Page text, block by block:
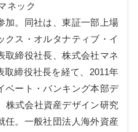
ネック
加。同社は、東証一部上場
クス・オルタナティブ・イ
取締役社長、株式会社マネ
取締役社長を経て、2011年
ベート・バンキング本部デ
株式会社資産デザイン研究
任。一般社団法人海外資産